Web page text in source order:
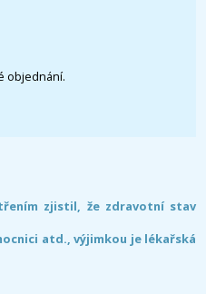
objednání.
zjistil, že zdravotní stav
atd., výjimkou je lékařská